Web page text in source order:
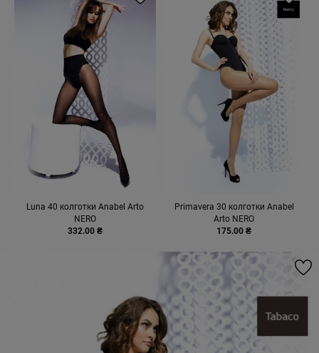
Luna 40 колготки Anabel Arto
NERO
332.00 ₴
Primavera 30 колготки Anabel
Arto NERO
175.00 ₴